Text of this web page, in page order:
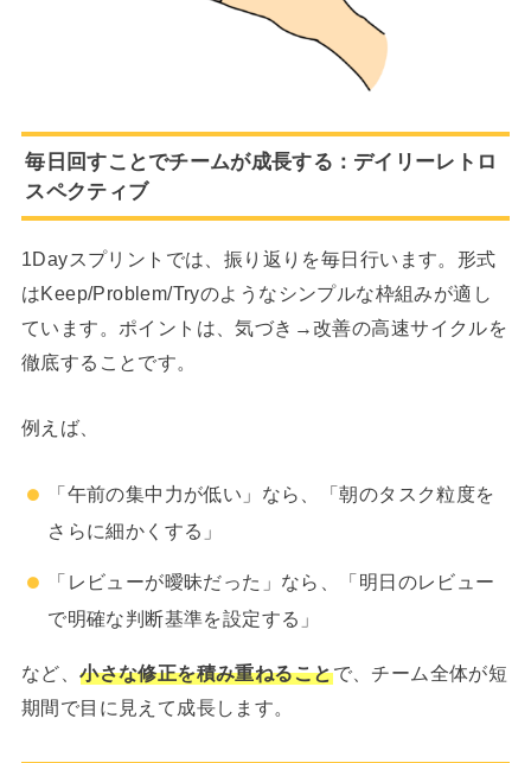
毎日回すことでチームが成長する：デイリーレトロ
スペクティブ
1Dayスプリントでは、振り返りを毎日行います。形式
はKeep/Problem/Tryのようなシンプルな枠組みが適し
ています。ポイントは、気づき→改善の高速サイクルを
徹底することです。
例えば、
「午前の集中力が低い」なら、「朝のタスク粒度を
さらに細かくする」
「レビューが曖昧だった」なら、「明日のレビュー
で明確な判断基準を設定する」
など、小さな修正を積み重ねることで、チーム全体が短
期間で目に見えて成長します。